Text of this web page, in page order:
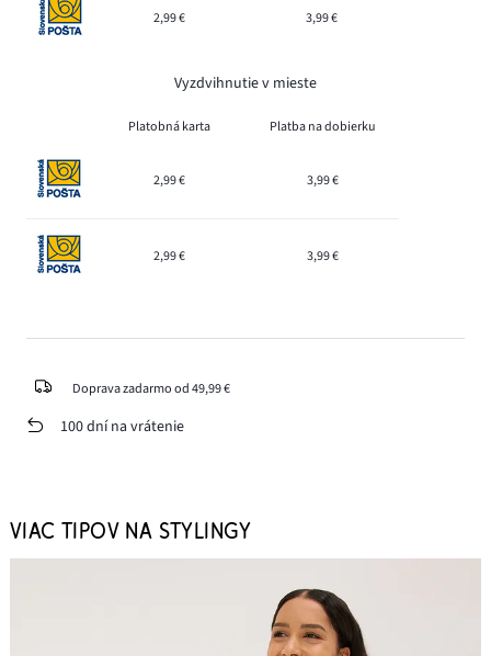
2,99 € 3,99 €
Vyzdvihnutie v mieste
Platobná karta Platba na dobierku
2,99 € 3,99 €
2,99 € 3,99 €
Doprava zadarmo od 49,99 €
100 dní na vrátenie
VIAC TIPOV NA STYLINGY